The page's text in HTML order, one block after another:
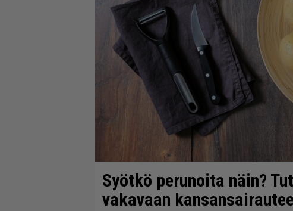
Syötkö perunoita näin?
vakavaan